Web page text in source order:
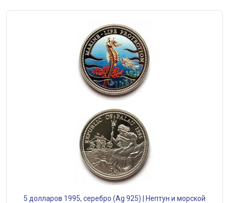
5 долларов 1995, серебро (Ag 925) | Нептун и морской